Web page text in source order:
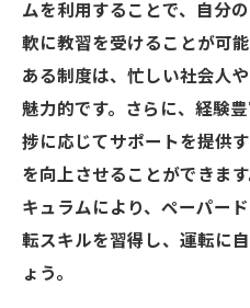
最新設備を備えた
各教習所の特色を
キュラム
卒業生の声から見
初心者でも安心し
ペーパードライバー必
ムを利用することで、自分
軟に教習を受けることが可
ある制度は、忙しい社会人
魅力的です。さらに、経験
捗に応じてサポートを提供
を向上させることができま
キュラムにより、ペーパー
転スキルを習得し、運転に
ょう。